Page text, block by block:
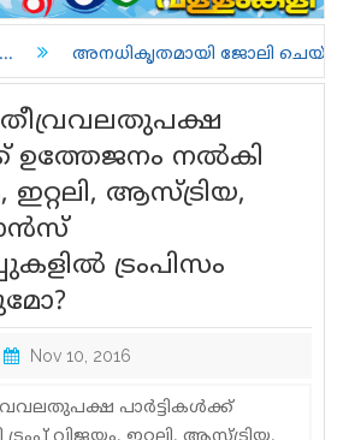
ജോലി ചെയ്തതിന്
തീവ്രവലതുപക്ഷ
ഉത്തേജനം നല്‍കി
ഇറ്റലി, ആസ്ട്രിയ,
ട്രംപിസം
Nov 10, 2016